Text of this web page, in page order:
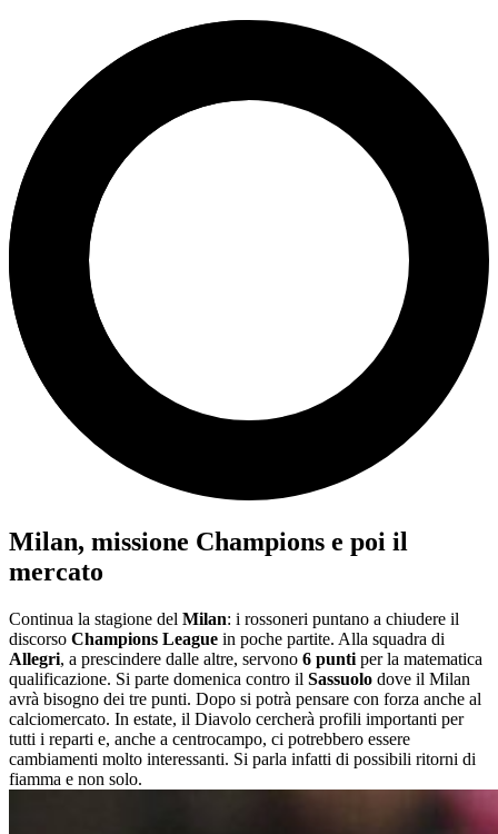
Milan, missione Champions e poi il
mercato
Continua la stagione del Milan: i rossoneri puntano a chiudere il
discorso Champions League in poche partite. Alla squadra di
Allegri, a prescindere dalle altre, servono 6 punti per la matematica
qualificazione. Si parte domenica contro il Sassuolo dove il Milan
avrà bisogno dei tre punti. Dopo si potrà pensare con forza anche al
calciomercato. In estate, il Diavolo cercherà profili importanti per
tutti i reparti e, anche a centrocampo, ci potrebbero essere
cambiamenti molto interessanti. Si parla infatti di possibili ritorni di
fiamma e non solo.